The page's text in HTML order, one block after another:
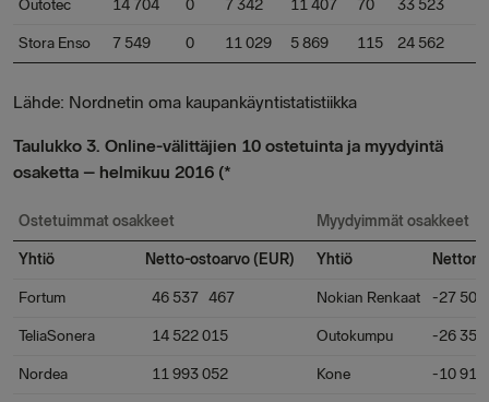
Outotec 14 704 0 7 342 11 407 70 33 523
Stora Enso 7 549 0 11 029 5 869 115 24 562
Lähde: Nordnetin oma kaupankäyntistatistiikka
Taulukko 3. Online-välittäjien 10 ostetuinta ja myydyintä
osaketta – helmikuu 2016 (*
Ostetuimmat osakkeet Myydyimmät osakkeet
Yhtiö Netto-ostoarvo (EUR) Yhtiö
Fortum 46 537 467 Nokian Renkaat -27 502
TeliaSonera 14 522 015 Outokumpu -26 351
Nordea 11 993 052 Kone -10 914